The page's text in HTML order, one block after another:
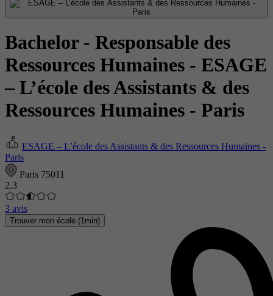
Bachelor - Responsable des
Ressources Humaines - ESAGE
– L’école des Assistants & des
Ressources Humaines - Paris
ESAGE – L’école des Assistants & des Ressources Humaines -
Paris
Paris 75011
2.3
3 avis
Trouver mon école (1min)